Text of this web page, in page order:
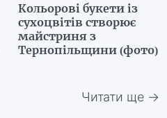
Кольорові букети із
сухоцвітів створює
майстриня з
Тернопільщини (фото)
Читати ще →